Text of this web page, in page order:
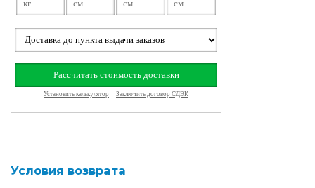
Условия возврата